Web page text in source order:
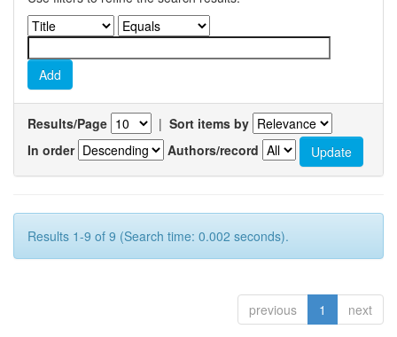
Results/Page | Sort items by
In order
Authors/record
Results 1-9 of 9 (Search time: 0.002 seconds).
previous 1 next